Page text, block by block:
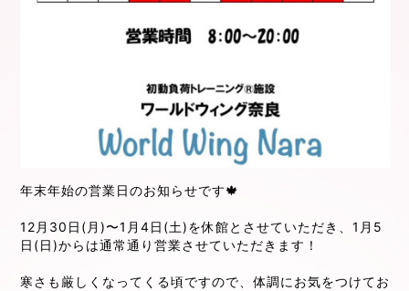
年末年始の営業日のお知らせです🍁
12月30日(月)〜1月4日(土)を休館とさせていただき、1月5
日(日)からは通常通り営業させていただきます！
寒さも厳しくなってくる頃ですので、体調にお気をつけてお